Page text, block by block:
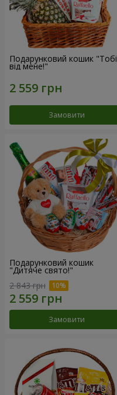
Подарунковий кошик "Тобі
від мене!"
Замовити
Подарунковий кошик
"Дитяче свято!"
2 843 грн
Замовити